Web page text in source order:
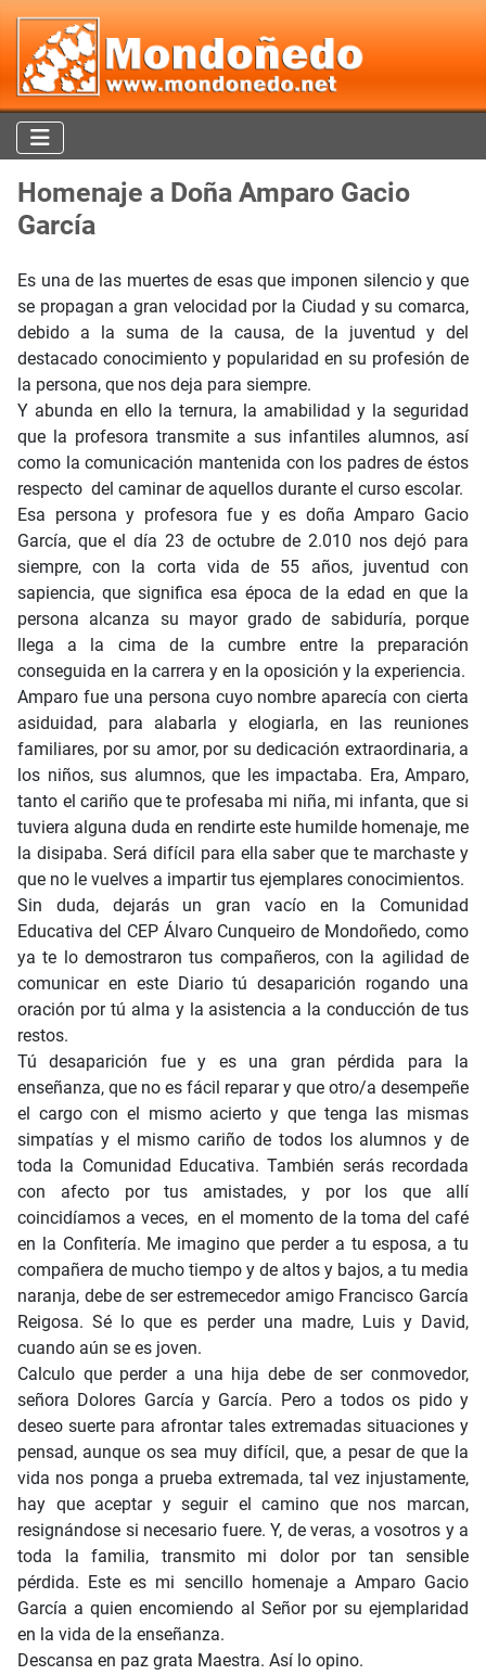
Homenaje a Doña Amparo Gacio
García
Es una de las muertes de esas que imponen silencio y que
se propagan a gran velocidad por la Ciudad y su comarca,
debido a la suma de la causa, de la juventud y del
destacado conocimiento y popularidad en su profesión de
la persona, que nos deja para siempre.
Y abunda en ello la ternura, la amabilidad y la seguridad
que la profesora transmite a sus infantiles alumnos, así
como la comunicación mantenida con los padres de éstos
respecto del caminar de aquellos durante el curso escolar.
Esa persona y profesora fue y es doña Amparo Gacio
García, que el día 23 de octubre de 2.010 nos dejó para
siempre, con la corta vida de 55 años, juventud con
sapiencia, que significa esa época de la edad en que la
persona alcanza su mayor grado de sabiduría, porque
llega a la cima de la cumbre entre la preparación
conseguida en la carrera y en la oposición y la experiencia.
Amparo fue una persona cuyo nombre aparecía con cierta
asiduidad, para alabarla y elogiarla, en las reuniones
familiares, por su amor, por su dedicación extraordinaria, a
los niños, sus alumnos, que les impactaba. Era, Amparo,
tanto el cariño que te profesaba mi niña, mi infanta, que si
tuviera alguna duda en rendirte este humilde homenaje, me
la disipaba. Será difícil para ella saber que te marchaste y
que no le vuelves a impartir tus ejemplares conocimientos.
Sin duda, dejarás un gran vacío en la Comunidad
Educativa del CEP Álvaro Cunqueiro de Mondoñedo, como
ya te lo demostraron tus compañeros, con la agilidad de
comunicar en este Diario tú desaparición rogando una
oración por tú alma y la asistencia a la conducción de tus
restos.
Tú desaparición fue y es una gran pérdida para la
enseñanza, que no es fácil reparar y que otro/a desempeñe
el cargo con el mismo acierto y que tenga las mismas
simpatías y el mismo cariño de todos los alumnos y de
toda la Comunidad Educativa. También serás recordada
con afecto por tus amistades, y por los que allí
coincidíamos a veces, en el momento de la toma del café
en la Confitería. Me imagino que perder a tu esposa, a tu
compañera de mucho tiempo y de altos y bajos, a tu media
naranja, debe de ser estremecedor amigo Francisco García
Reigosa. Sé lo que es perder una madre, Luis y David,
cuando aún se es joven.
Calculo que perder a una hija debe de ser conmovedor,
señora Dolores García y García. Pero a todos os pido y
deseo suerte para afrontar tales extremadas situaciones y
pensad, aunque os sea muy difícil, que, a pesar de que la
vida nos ponga a prueba extremada, tal vez injustamente,
hay que aceptar y seguir el camino que nos marcan,
resignándose si necesario fuere. Y, de veras, a vosotros y a
toda la familia, transmito mi dolor por tan sensible
pérdida. Este es mi sencillo homenaje a Amparo Gacio
García a quien encomiendo al Señor por su ejemplaridad
en la vida de la enseñanza.
Descansa en paz grata Maestra. Así lo opino.